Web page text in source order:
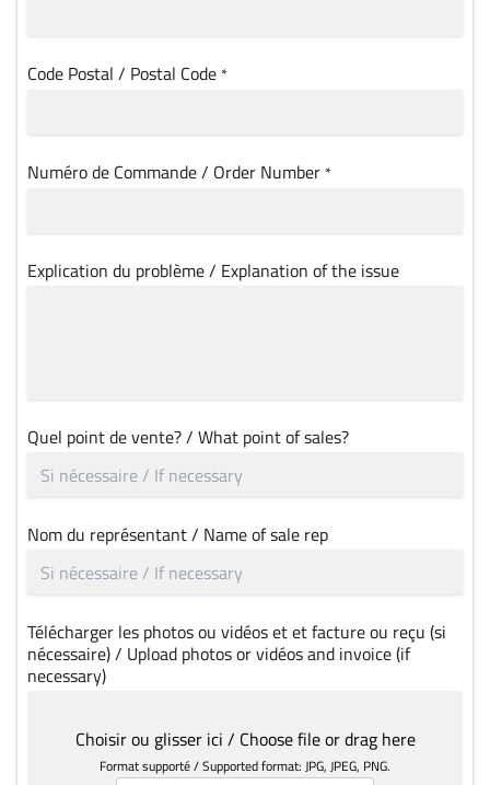
Code Postal / Postal Code *
Numéro de Commande / Order Number *
Explication du problème / Explanation of the issue
Quel point de vente? / What point of sales?
Nom du représentant / Name of sale rep
Télécharger les photos ou vidéos et et facture ou reçu (si
nécessaire) / Upload photos or vidéos and invoice (if
necessary)
Choisir ou glisser ici / Choose file or drag here
Format supporté / Supported format: JPG, JPEG, PNG.